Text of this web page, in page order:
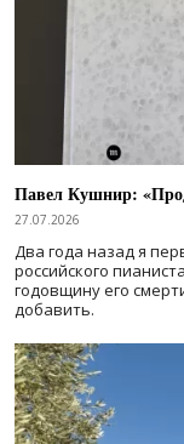
Павел Кушнир:
27.07.2026
Два года назад я
российского
годовщину его
добавить.